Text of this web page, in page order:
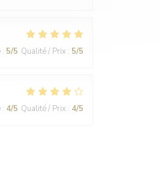
: 5/5 Qualité / Prix : 5/5
: 4/5 Qualité / Prix : 4/5